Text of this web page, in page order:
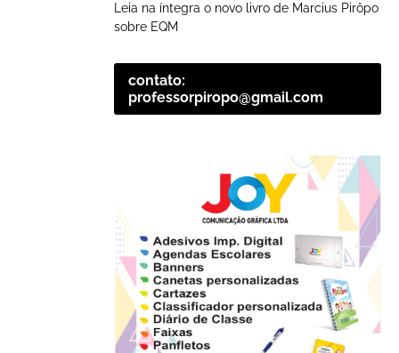
Leia na íntegra o novo livro de Marcius Pirôpo
sobre EQM
contato:
professorpiropo@gmail.com